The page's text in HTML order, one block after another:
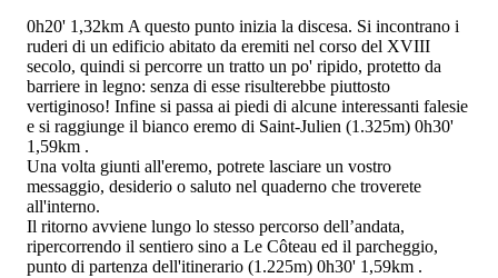
0h20' 1,32km A questo punto inizia la discesa. Si incontrano i
ruderi di un edificio abitato da eremiti nel corso del XVIII
secolo, quindi si percorre un tratto un po' ripido, protetto da
barriere in legno: senza di esse risulterebbe piuttosto
vertiginoso! Infine si passa ai piedi di alcune interessanti falesie
e si raggiunge il bianco eremo di Saint-Julien (1.325m) 0h30'
1,59km .
Una volta giunti all'eremo, potrete lasciare un vostro
messaggio, desiderio o saluto nel quaderno che troverete
all'interno.
Il ritorno avviene lungo lo stesso percorso dell’andata,
ripercorrendo il sentiero sino a Le Côteau ed il parcheggio,
punto di partenza dell'itinerario (1.225m) 0h30' 1,59km .